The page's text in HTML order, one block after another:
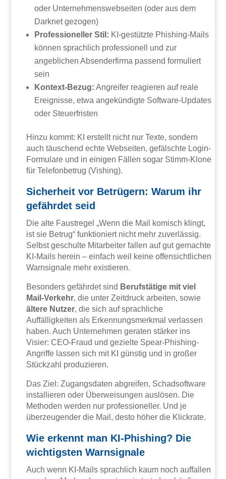
oder Unternehmenswebseiten (oder aus dem
Darknet gezogen)
Professioneller Stil: KI-gestützte Phishing-Mails
können sprachlich professionell und zur
angeblichen Absenderfirma passend formuliert
sein
Kontext-Bezug: Angreifer reagieren auf reale
Ereignisse, etwa angekündigte Software-Updates
oder Steuerfristen
Hinzu kommt: KI erstellt nicht nur Texte, sondern
auch täuschend echte Webseiten, gefälschte Login-
Formulare und in einigen Fällen sogar Stimm-Klone
für Telefonbetrug (Vishing).
Sicherheit vor Betrügern: Warum ihr
gefährdet seid
Die alte Faustregel „Wenn die Mail komisch klingt,
ist sie Betrug“ funktioniert nicht mehr zuverlässig.
Selbst geschulte Mitarbeiter fallen auf gut gemachte
KI-Mails herein – einfach weil keine offensichtlichen
Warnsignale mehr existieren.
Besonders gefährdet sind Berufstätige mit viel
Mail-Verkehr, die unter Zeitdruck arbeiten, sowie
ältere Nutzer, die sich auf sprachliche
Auffälligkeiten als Erkennungsmerkmal verlassen
haben. Auch Unternehmen geraten stärker ins
Visier: CEO-Fraud und gezielte Spear-Phishing-
Angriffe lassen sich mit KI günstig und in großer
Stückzahl produzieren.
Das Ziel: Zugangsdaten abgreifen, Schadsoftware
installieren oder Überweisungen auslösen. Die
Methoden werden nur professioneller. Und je
überzeugender die Mail, desto höher die Klickrate.
Wie erkennt man KI-Phishing? Die
wichtigsten Warnsignale
Auch wenn KI-Mails sprachlich kaum noch auffallen